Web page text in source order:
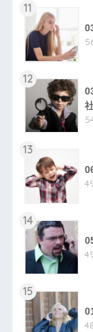
11
12
13
14
15